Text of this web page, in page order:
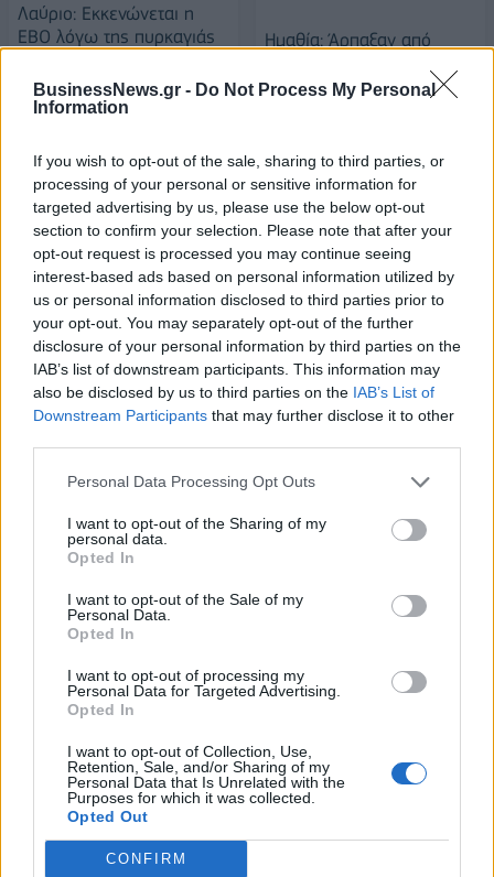
BusinessNews.gr - Do Not Process My Personal
Information
If you wish to opt-out of the sale, sharing to third parties, or
processing of your personal or sensitive information for
targeted advertising by us, please use the below opt-out
section to confirm your selection. Please note that after your
opt-out request is processed you may continue seeing
interest-based ads based on personal information utilized by
us or personal information disclosed to third parties prior to
your opt-out. You may separately opt-out of the further
disclosure of your personal information by third parties on the
IAB’s list of downstream participants. This information may
also be disclosed by us to third parties on the IAB’s List of
Downstream Participants that may further disclose it to other
Personal Data Processing Opt Outs
I want to opt-out of the Sharing of my
personal data.
Opted In
I want to opt-out of the Sale of my
Personal Data.
Opted In
I want to opt-out of processing my
Personal Data for Targeted Advertising.
Opted In
I want to opt-out of Collection, Use,
Retention, Sale, and/or Sharing of my
Personal Data that Is Unrelated with the
Purposes for which it was collected.
Opted Out
CONFIRM
Λαύριο: Εκκενώνεται η
ΕΒΟ λόγω της πυρκαγιάς
Ημαθία: Άρπαξαν από
5.000 ευρώ
ΡΟΗ ΕΙΔΗΣΕΩΝ
ΟΠΕΚΑ: Αύριο η δεύτερη πληρωμή των δικαιούχων
του Λογαριασμού Αγροτικής Εστίας
06/08/2026 - 17:40
Κυβερνητική Επιτροπή Βιομηχανίας- Κ. Μητσοτάκης:
Στρατηγική προτεραιότητα η ενίσχυση της
06/08/2026 - 17:18 ΠΟΛΙΤΙΚΗ
Κάρτας Αγρότη μέσω της ΕΑΕ 2026
06/08/2026 - 16:51 ΟΙΚΟΝΟΜΙΑ
Eurobank: Εξελίξεις και προοπτικές στις αγορές
πετρελαίου και φυσικού αερίου στην Ευρώπη